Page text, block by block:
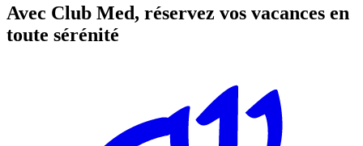
Avec Club Med, réservez vos vacances en
toute sérénité